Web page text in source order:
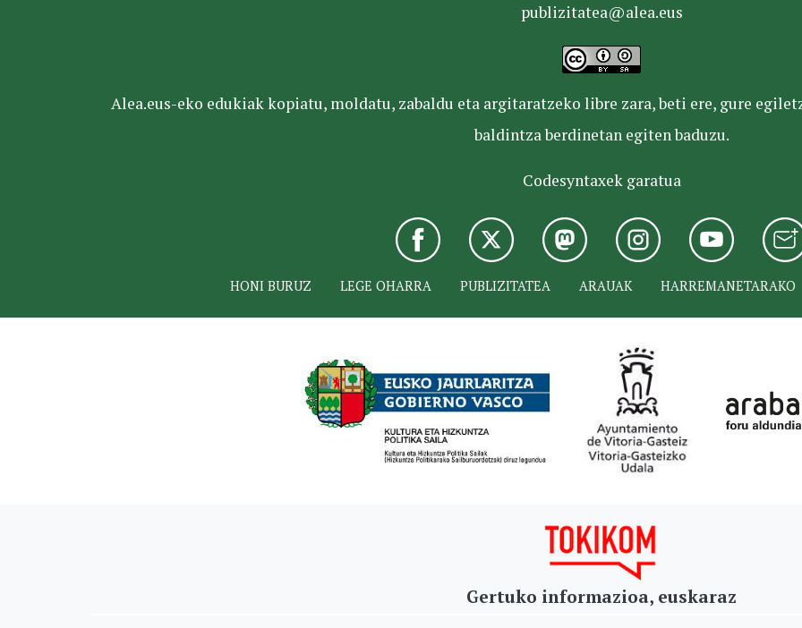
publizitatea@alea.eus
Alea.eus-eko edukiak kopiatu, moldatu, zabaldu eta argitaratzeko libre zara, beti ere, gure
baldintza berdinetan egiten baduzu.
Codesyntaxek garatua
HONI BURUZ LEGE OHARRA PUBLIZITATEA ARAUAK HARREMANETARAKO
Gertuko informazioa, euskaraz